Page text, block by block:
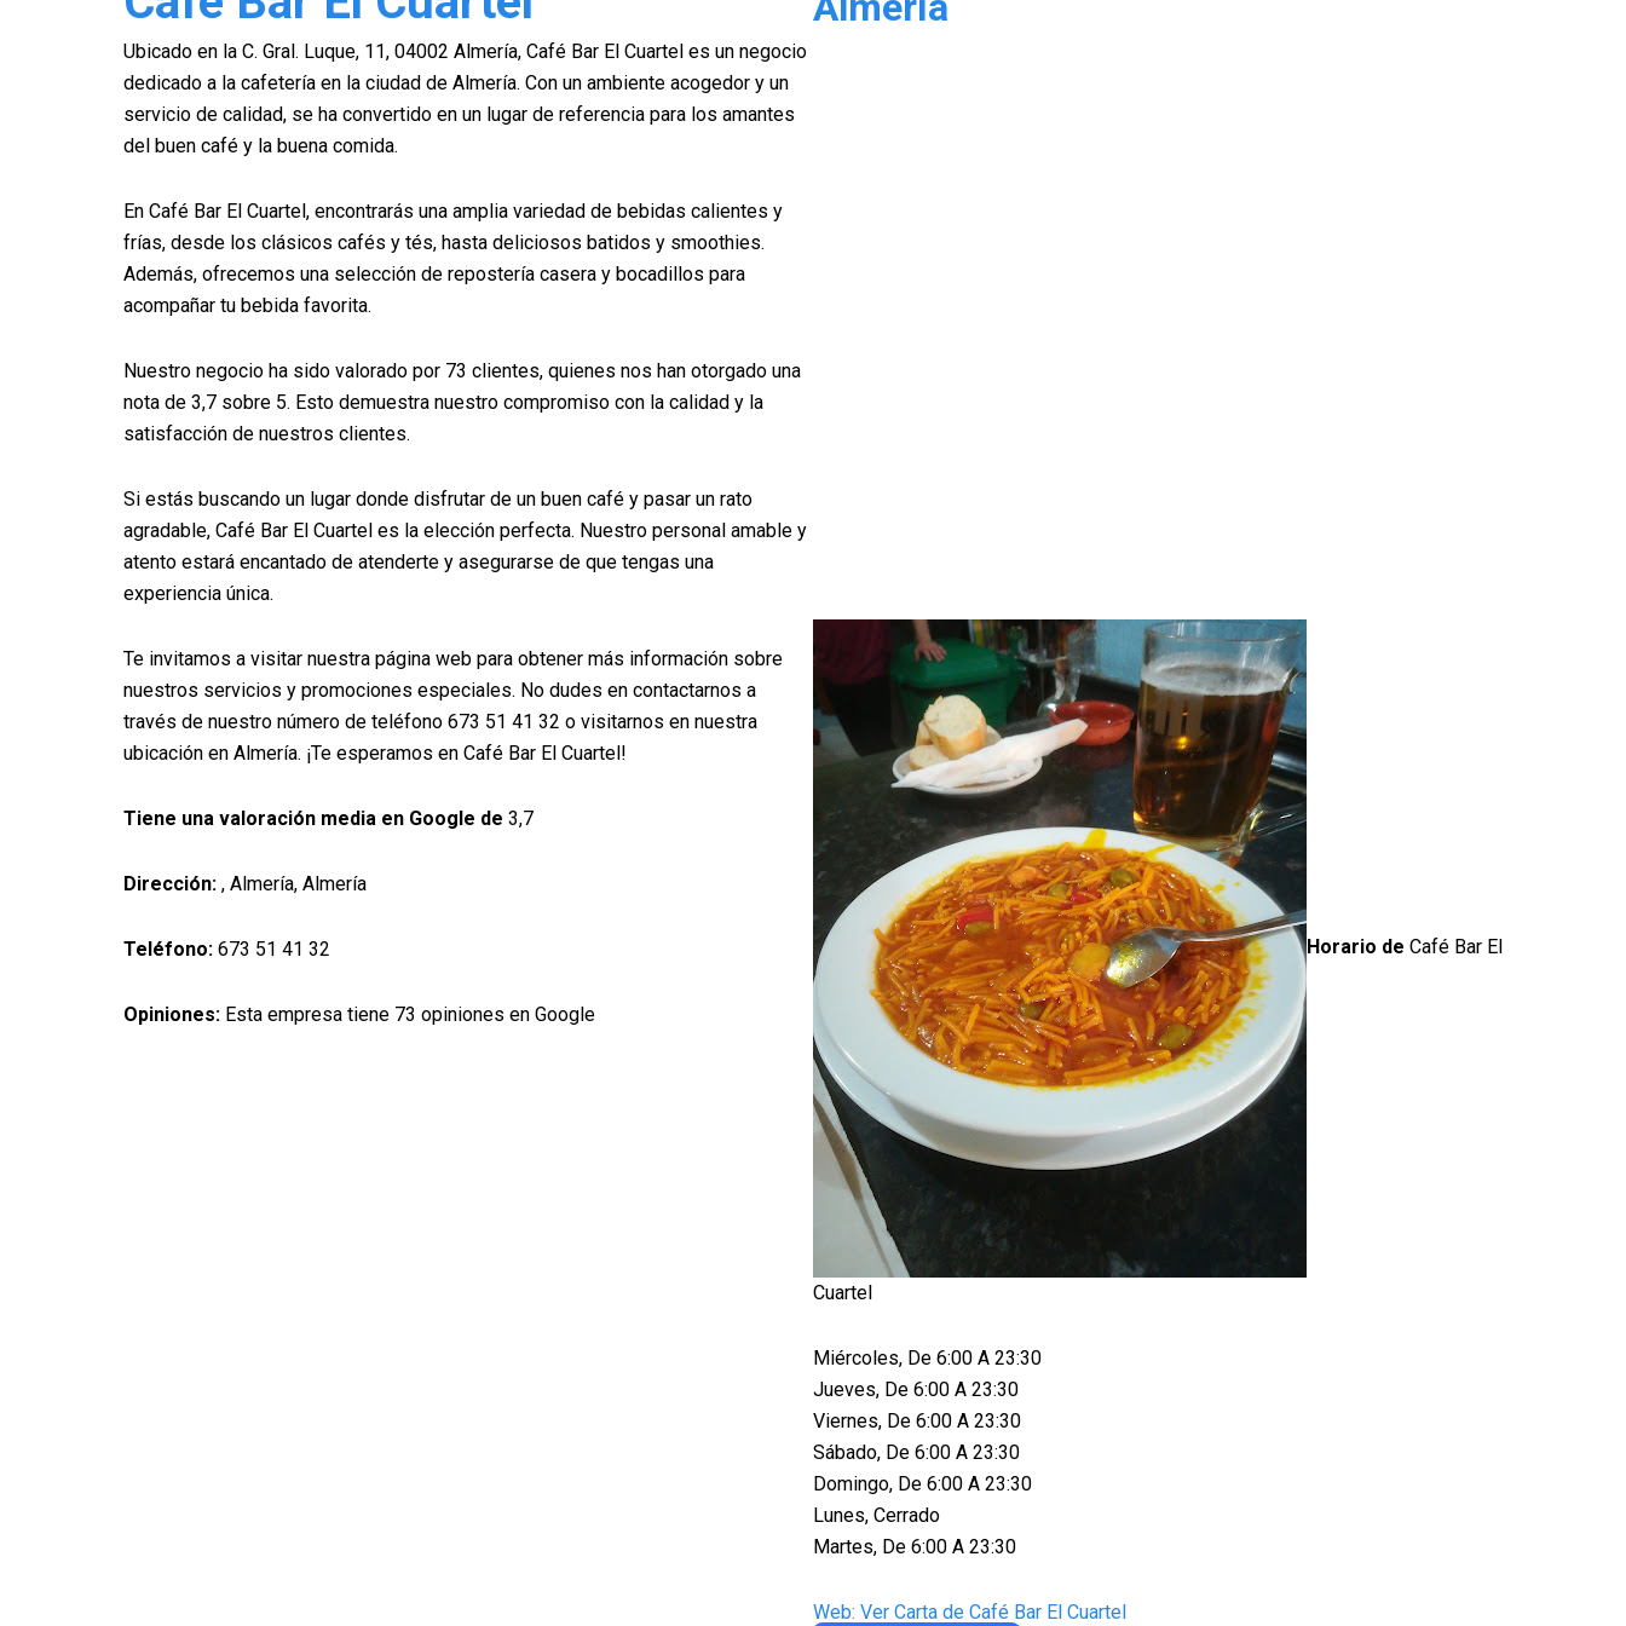
Ubicado en la C. Gral. Luque, 11, 04002 Almería, Café Bar El Cuartel es un negocio
dedicado a la cafetería en la ciudad de Almería. Con un ambiente acogedor y un
servicio de calidad, se ha convertido en un lugar de referencia para los amantes
del buen café y la buena comida.
En Café Bar El Cuartel, encontrarás una amplia variedad de bebidas calientes y
frías, desde los clásicos cafés y tés, hasta deliciosos batidos y smoothies.
Además, ofrecemos una selección de repostería casera y bocadillos para
acompañar tu bebida favorita.
Nuestro negocio ha sido valorado por 73 clientes, quienes nos han otorgado una
nota de 3,7 sobre 5. Esto demuestra nuestro compromiso con la calidad y la
satisfacción de nuestros clientes.
Si estás buscando un lugar donde disfrutar de un buen café y pasar un rato
agradable, Café Bar El Cuartel es la elección perfecta. Nuestro personal amable y
atento estará encantado de atenderte y asegurarse de que tengas una
experiencia única.
Te invitamos a visitar nuestra página web para obtener más información sobre
nuestros servicios y promociones especiales. No dudes en contactarnos a
través de nuestro número de teléfono 673 51 41 32 o visitarnos en nuestra
ubicación en Almería. ¡Te esperamos en Café Bar El Cuartel!
Tiene una valoración media en Google de 3,7
Dirección: , Almería, Almería
Teléfono: 673 51 41 32
Opiniones: Esta empresa tiene 73 opiniones en Google
Horario de Café Bar El
Cuartel
Miércoles, De 6:00 A 23:30
Jueves, De 6:00 A 23:30
Viernes, De 6:00 A 23:30
Sábado, De 6:00 A 23:30
Domingo, De 6:00 A 23:30
Lunes, Cerrado
Martes, De 6:00 A 23:30
Web: Ver Carta de Café Bar El Cuartel